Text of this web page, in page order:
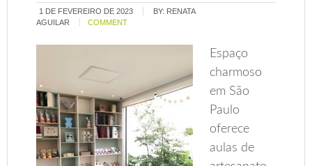
1 DE FEVEREIRO DE 2023 BY: RENATA
AGUILAR
COMMENT
Espaço
charmoso
em São
Paulo
oferece
aulas de